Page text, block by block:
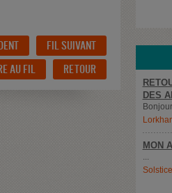
FIL SUIVANT
AU FIL
RETOUR
DES
Bonjour,
MON